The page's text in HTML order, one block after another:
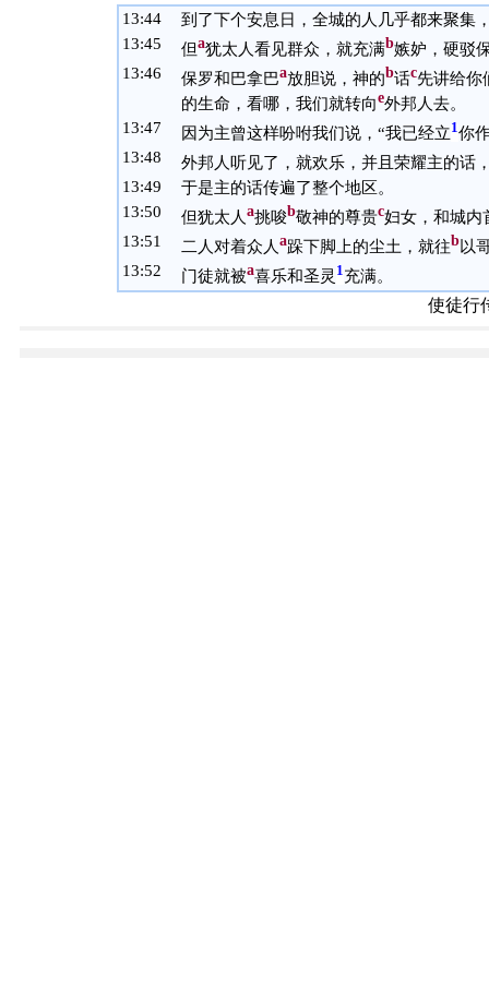
13:44
到了下个安息日，全城的人几乎都来聚集
13:45 但a犹太人看见群众，就充满b嫉妒，硬驳
13:46 保罗和巴拿巴a放胆说，神的b话c先讲给你
的生命，看哪，我们就转向e外邦人去。
13:47 因为主曾这样吩咐我们说，“我已经立1你
13:48
外邦人听见了，就欢乐，并且荣耀主的话
13:49
于是主的话传遍了整个地区。
13:50 但犹太人 a挑唆b敬神的尊贵c妇女，和城内
13:51 二人对着众人 a跺下脚上的尘土，就往b以
13:52 门徒就被a喜乐和圣灵 1充满。
使徒行